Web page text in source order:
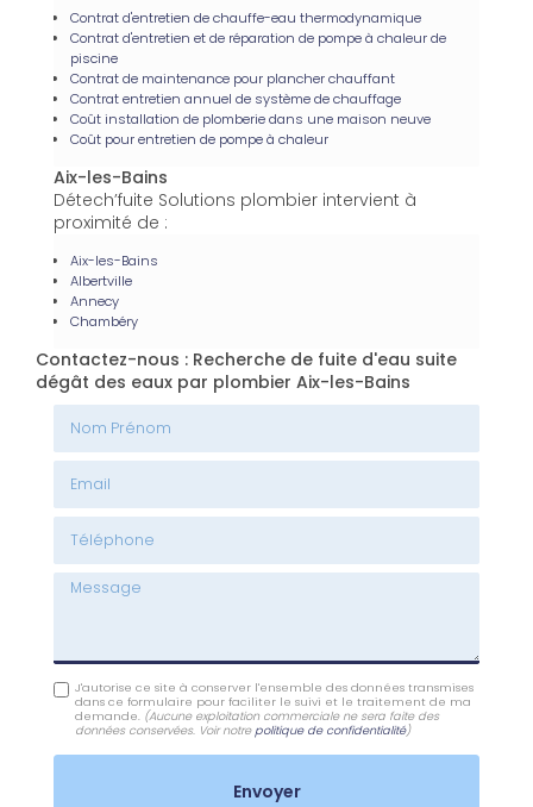
Contrat d'entretien de chauffe-eau thermodynamique
Contrat d'entretien et de réparation de pompe à chaleur de
piscine
Contrat de maintenance pour plancher chauffant
Contrat entretien annuel de système de chauffage
Coût installation de plomberie dans une maison neuve
Coût pour entretien de pompe à chaleur
Aix-les-Bains
Détech’fuite Solutions plombier intervient à
proximité de :
Aix-les-Bains
Albertville
Annecy
Chambéry
Contactez-nous : Recherche de fuite d'eau suite
dégât des eaux par plombier Aix-les-Bains
Message
J'autorise ce site à conserver l'ensemble des données transmises
dans ce formulaire pour faciliter le suivi et le traitement de ma
demande. (Aucune exploitation commerciale ne sera faite des
données conservées. Voir notrepolitique de confidentialité)